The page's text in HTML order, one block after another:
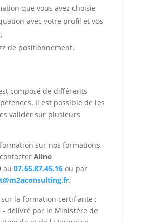
que vous avez choisie
avec votre profil et vos
de positionnement.
composé de différents
Il est possible de les
valider sur plusieurs
sur nos formations,
Aline
au 07.65.87.45.16ou par
.
la formation certifiante :
- délivré par le Ministère de